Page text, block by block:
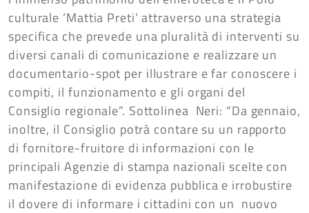
culturale ‘Mattia Preti’ attraverso una strategia
specifica che prevede una pluralità di interventi su
diversi canali di comunicazione e realizzare un
documentario-spot per illustrare e far conoscere i
compiti, il funzionamento e gli organi del
Consiglio regionale”. Sottolinea Neri: “Da gennaio,
inoltre, il Consiglio potrà contare su un rapporto
di fornitore-fruitore di informazioni con le
principali Agenzie di stampa nazionali scelte con
manifestazione di evidenza pubblica e irrobustire
il dovere di informare i cittadini con un nuovo